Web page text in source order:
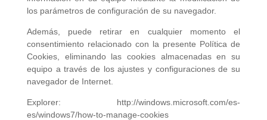
los parámetros de configuración de su navegador.
Además, puede retirar en cualquier momento el
consentimiento relacionado con la presente Política de
Cookies, eliminando las cookies almacenadas en su
equipo a través de los ajustes y configuraciones de su
navegador de Internet.
Explorer: http://windows.microsoft.com/es-
es/windows7/how-to-manage-cookies